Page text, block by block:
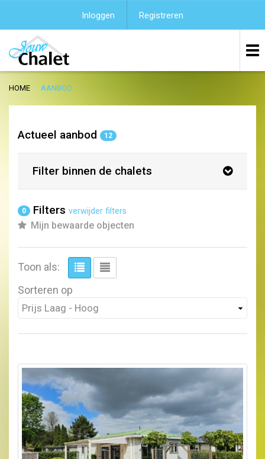
Inloggen Registreren
HOME AANBOD
Actueel aanbod 12
Filter binnen de chalets
0 Filters verwijder filters
Mijn bewaarde objecten
Toon als:
Sorteren op